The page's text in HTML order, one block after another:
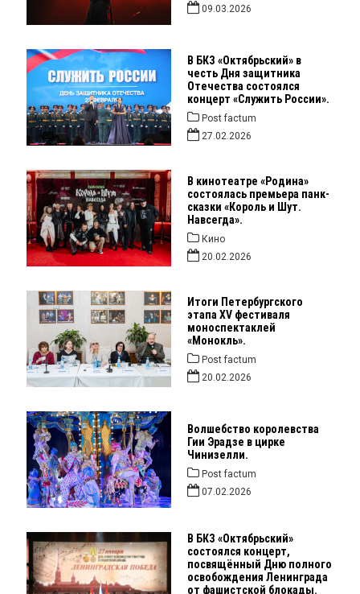
09.03.2026
В БКЗ «Октябрьский» в
честь Дня защитника
Отечества состоялся
концерт «Служить России».
Post factum
27.02.2026
В кинотеатре «Родина»
состоялась премьера панк-
сказки «Король и Шут.
Навсегда».
Кино
20.02.2026
Итоги Петербургского
этапа XV фестиваля
моноспектаклей
«Монокль».
Post factum
20.02.2026
Волшебство королевства
Гии Эрадзе в цирке
Чинизелли.
Post factum
07.02.2026
В БКЗ «Октябрьский»
состоялся концерт,
посвящённый Дню полного
освобождения Ленинграда
от фашистской блокады.